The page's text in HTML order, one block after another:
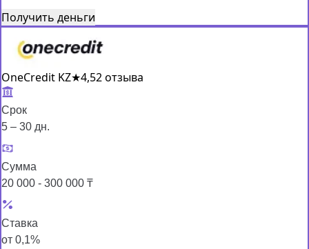
Получить деньги
OneCredit KZ★4,52 отзыва
Срок
5 – 30 дн.
Сумма
20 000 - 300 000 ₸
Ставка
от 0,1%